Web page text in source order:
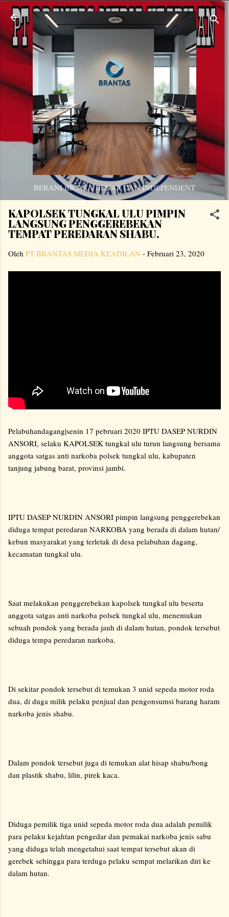
Langsung ke konten utama
BERANI BICARA BENAR DAN INDEPENDENT
KAPOLSEK TUNGKAL ULU PIMPIN
LANGSUNG PENGGEREBEKAN
TEMPAT PEREDARAN SHABU.
Oleh PT BRANTAS MEDIA KEADILAN - Februari 23, 2020
Pelabuhandagang|senin 17 pebruari 2020 IPTU DASEP NURDIN
ANSORI, selaku KAPOLSEK tungkal ulu turun langsung bersama
anggota satgas anti narkoba polsek tungkal ulu, kabupaten
tanjung jabung barat, provinsi jambi.
IPTU DASEP NURDIN ANSORI pimpin langsung penggerebekan
diduga tempat peredaran NARKOBA yang berada di dalam hutan/
kebun masyarakat yang terletak di desa pelabuhan dagang,
kecamatan tungkal ulu.
Saat melakukan penggerebekan kapolsek tungkal ulu beserta
anggota satgas anti narkoba polsek tungkal ulu, menemukan
sebuah pondok yang berada jauh di dalam hutan, pondok tersebut
diduga tempa peredaran narkoba.
Di sekitar pondok tersebut di temukan 3 unid sepeda motor roda
dua, di duga milik pelaku penjual dan pengonsumsi barang haram
narkoba jenis shabu.
Dalam pondok tersebut juga di temukan alat hisap shabu/bong
dan plastik shabu, lilin, pirek kaca.
Diduga pemilik tiga unid sepeda motor roda dua adalah pemilik
para pelaku kejahtan pengedar dan pemakai narkoba jenis sabu
yang diduga telah mengetahui saat tempat tersebut akan di
gerebek sehingga para terduga pelaku sempat melarikan diri ke
dalam hutan.